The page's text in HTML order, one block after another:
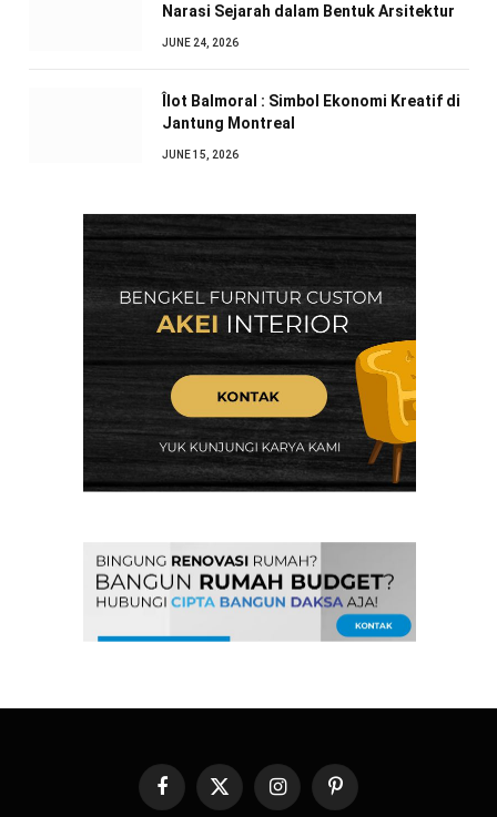
Narasi Sejarah dalam Bentuk Arsitektur
JUNE 24, 2026
Îlot Balmoral : Simbol Ekonomi Kreatif di
Jantung Montreal
JUNE 15, 2026
FacebookX
InstagramPinterest